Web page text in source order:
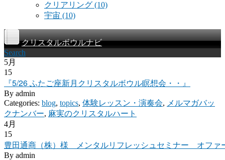
クリアリング (10)
宇宙 (10)
クリスタルボウルナビ
Search
5月
15
『5/26 ふたご座新月クリスタルボウル瞑想会・・』
By admin
Categories: blog, topics, 体験レッスン・演奏会, メルマガバッ
クナンバー, 麻実のクリスタルハート
4月
15
豊田通商（株）様 メンタルリフレッシュセミナー オファ
By admin